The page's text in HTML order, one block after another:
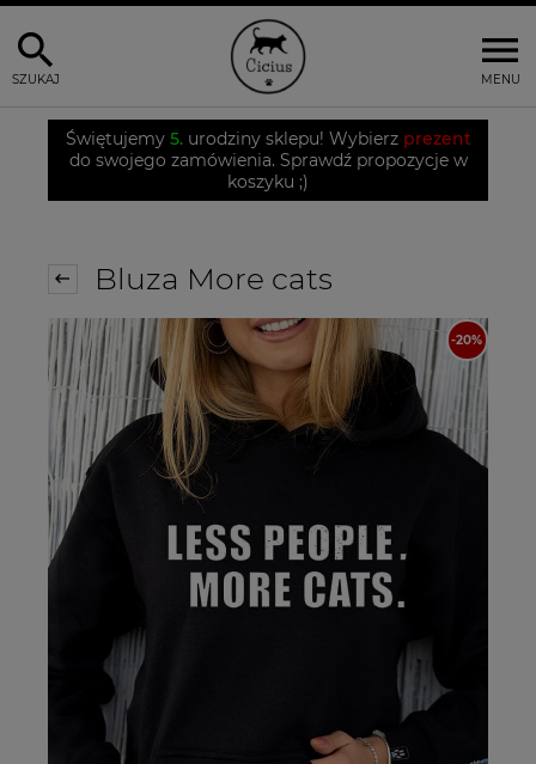
MENU
SZUKAJ
Świętujemy 5.urodziny sklepu! Wybierz prezent
do swojego zamówienia. Sprawdź propozycje w
koszyku ;)
Bluza More cats